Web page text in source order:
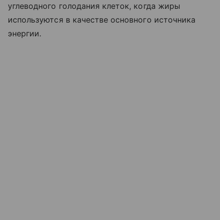
углеводного голодания клеток, когда жиры
используются в качестве основного источника
энергии.